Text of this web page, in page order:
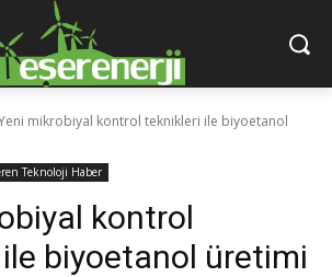
mikrobiyal kontrol teknikleri ile biyoetanol
Teknoloji Haber
kontrol
biyoetanol üretimi